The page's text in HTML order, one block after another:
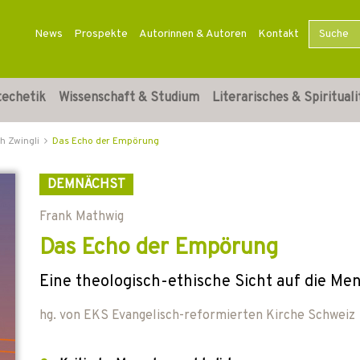
News Prospekte Autorinnen & Autoren Kontakt
Wissenschaft & Studium Literarisches &
Zwingli Das Echo der Empörung
DEMNÄCHST
Frank Mathwig
Das Echo der Empörung
Eine theologisch-ethische Sicht auf die
hg. von EKS Evangelisch-reformierten Kirche Schweiz